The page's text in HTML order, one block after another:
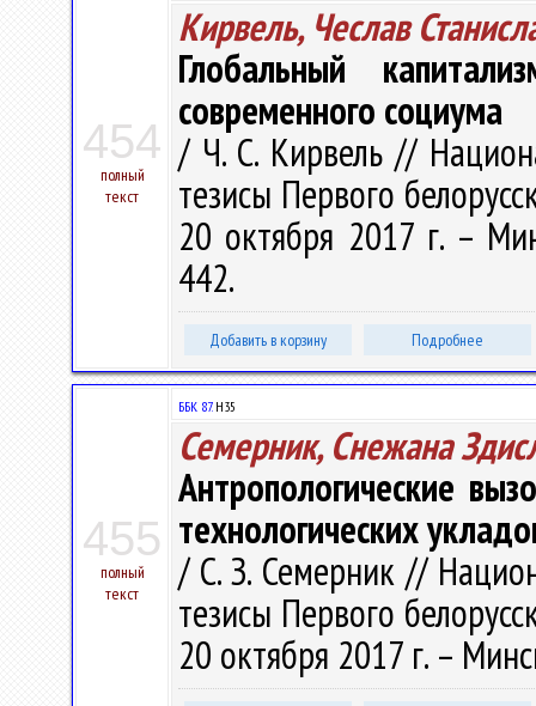
454
полный
текст
Кирвель, Чеслав
Глобальный
современного социума
/ Ч. С. Кирвель //
тезисы Первого
20 октября 2017 г. –
442.
Добавить в корзину Подробнее
455
полный
текст
ББК 87.Н35
Семерник, Снежана
Антропологические
технологических
/ С. З. Семерник //
тезисы Первого
20 октября 2017 г. –